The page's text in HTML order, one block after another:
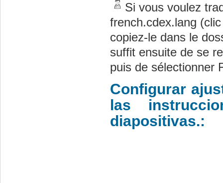
Si vous voulez
french.cdex.lang
copiez-le dans le
suffit ensuite de se
puis de sélectionner
Configurar
las
diapositivas.: